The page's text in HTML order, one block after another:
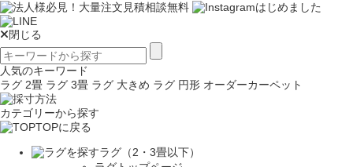
閉じる
人気のキーワード
ラグ 2畳 ラグ 3畳 ラグ 大きめ ラグ 円形 オーダーカーペット
カテゴリーから探す
TOPに戻る
ラグ（2・3畳以下）